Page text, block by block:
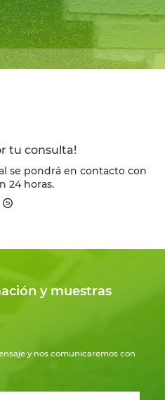
tu consulta!
se pondrá en contacto con
24 horas.
y muestras
y nos comunicaremos con